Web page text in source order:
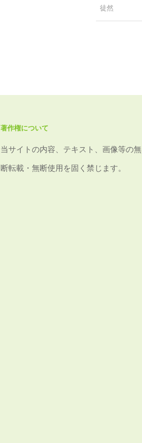
徒然
著作権について
当サイトの内容、テキスト、画像等の無
断転載・無断使用を固く禁じます。